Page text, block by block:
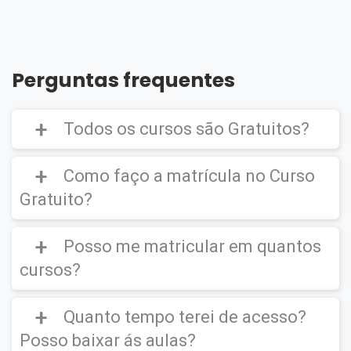
Perguntas frequentes
Todos os cursos são Gratuitos?
Curso Gratuito,porém caso deseje emitir o
Certificado Digital é cobrado uma taxa de
IMPORTANTE(O certificado Digital não é
Como faço a matrícula no Curso
Gratuito?
CLIQUE AQUI para ver um vídeo de como
efetuar a matrícula em um
Posso me matricular em quantos
cursos?
Você poderá se matricular em quantos
cursos desejar.
Quanto tempo terei de acesso?
Posso baixar ás aulas?